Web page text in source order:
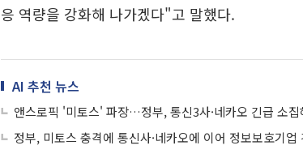
응 역량을 강화해 나가겠다"고 말했다.
AI 추천 뉴스
앤스로픽 '미토스' 파장…정부, 통신3사·네카오 긴급 소집
정부, 미토스 충격에 통신사·네카오에 이어 정보보호기업